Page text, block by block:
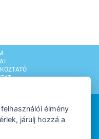
élmény
járulj hozzá a